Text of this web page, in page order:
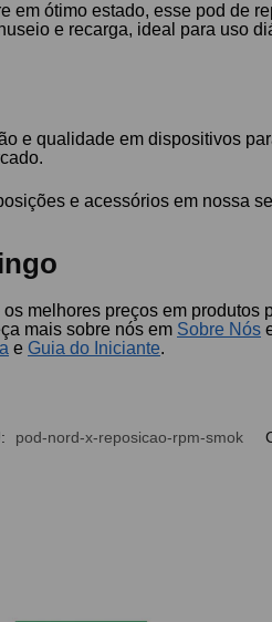
em ótimo estado, esse pod de
e recarga, ideal para uso
e qualidade em dispositivos
e acessórios em nossa
melhores preços em
mais sobre nós em Sobre Nós
e Guia do Iniciante.
pod-nord-x-reposicao-rpm-smok